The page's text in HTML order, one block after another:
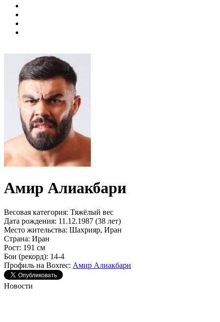
Амир Алиакбари
Весовая категория: Тяжёлый вес
Дата рождения: 11.12.1987 (38 лет)
Место жительства: Шахрияр, Иран
Страна: Иран
Рост: 191 см
Бои (рекорд): 14-4
Профиль на Boxrec: Амир Алиакбари
Новости